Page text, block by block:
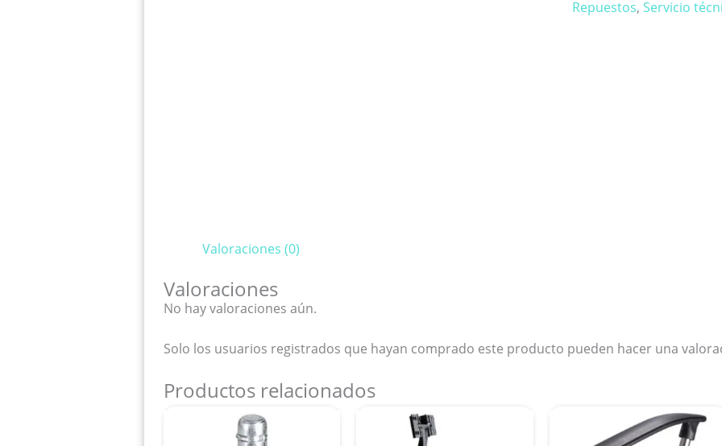
Repuestos, Servicio
Valoraciones (0)
Valoraciones
No hay valoraciones aún.
Solo los usuarios registrados que hayan comprado este producto pueden hacer una
Productos relacionados